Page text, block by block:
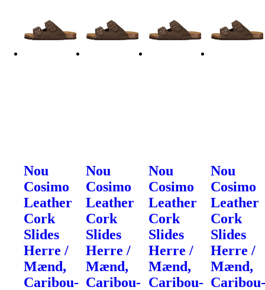
Nou
Cosimo
Leather
Cork
Slides
Herre /
Mænd,
Caribou-
Nou
Cosimo
Leather
Cork
Slides
Herre /
Mænd,
Caribou-
Nou
Cosimo
Leather
Cork
Slides
Herre /
Mænd,
Caribou-
Nou
Cosimo
Leather
Cork
Slides
Herre /
Mænd,